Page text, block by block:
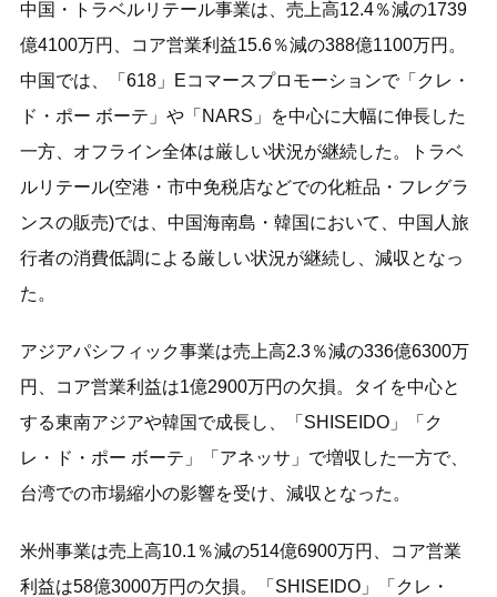
中国・トラベルリテール事業は、売上高12.4％減の1739
億4100万円、コア営業利益15.6％減の388億1100万円。
中国では、「618」Eコマースプロモーションで「クレ・
ド・ポー ボーテ」や「NARS」を中心に大幅に伸長した
一方、オフライン全体は厳しい状況が継続した。トラベ
ルリテール(空港・市中免税店などでの化粧品・フレグラ
ンスの販売)では、中国海南島・韓国において、中国人旅
行者の消費低調による厳しい状況が継続し、減収となっ
た。
アジアパシフィック事業は売上高2.3％減の336億6300万
円、コア営業利益は1億2900万円の欠損。タイを中心と
する東南アジアや韓国で成長し、「SHISEIDO」「ク
レ・ド・ポー ボーテ」「アネッサ」で増収した一方で、
台湾での市場縮小の影響を受け、減収となった。
米州事業は売上高10.1％減の514億6900万円、コア営業
利益は58億3000万円の欠損。「SHISEIDO」「クレ・